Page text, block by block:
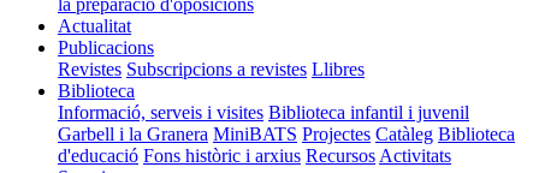
la preparació d'oposicions
Actualitat
Publicacions
Revistes Subscripcions a revistes Llibres
Biblioteca
Informació, serveis i visites Biblioteca infantil i juvenil
Garbell i la Granera MiniBATS Projectes Catàleg Biblioteca
d'educació Fons històric i arxius Recursos Activitats